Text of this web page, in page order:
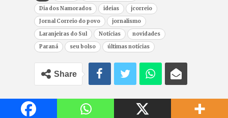
Dia dos Namorados
ideias
jcorreio
Jornal Correio do povo
jornalismo
Laranjeiras do Sul
Notícias
novidades
Paraná
seu bolso últimas notícias
Share